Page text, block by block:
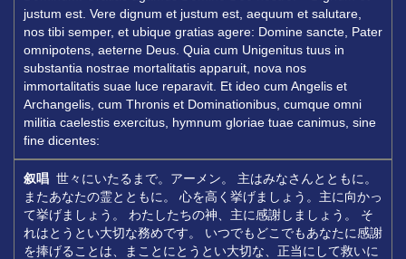
justum est. Vere dignum et justum est, aequum et salutare,
nos tibi semper, et ubique gratias agere: Domine sancte, Pater
omnipotens, aeterne Deus. Quia cum Unigenitus tuus in
substantia nostrae mortalitatis apparuit, nova nos
immortalitatis suae luce reparavit. Et ideo cum Angelis et
Archangelis, cum Thronis et Dominationibus, cumque omni
militia caelestis exercitus, hymnum gloriae tuae canimus, sine
fine dicentes:
叙唱 世々にいたるまで。アーメン。 主はみなさんとともに。
またあなたの霊とともに。 心を高く挙げましょう。主に向かっ
て挙げましょう。 わたしたちの神、主に感謝しましょう。 そ
れはとうとい大切な務めです。 いつでもどこでもあなたに感謝
を捧げることは、まことにとうとい大切な、正当にして救いに